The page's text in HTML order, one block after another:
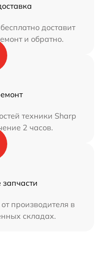
доставит
и обратно.
техники Sharp
2 часов.
производителя в
складах.